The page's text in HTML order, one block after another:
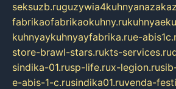
seksuzb.ru
fabrikaofabrikaokuhny.ru
kuhnyaykuhnyayfabrika.rue-
store-brawl-stars.rukts-services.ru
sindika-01.rusp-life.rux-legion.ru
e-abis-1-c.rusindika01.ruvenda-